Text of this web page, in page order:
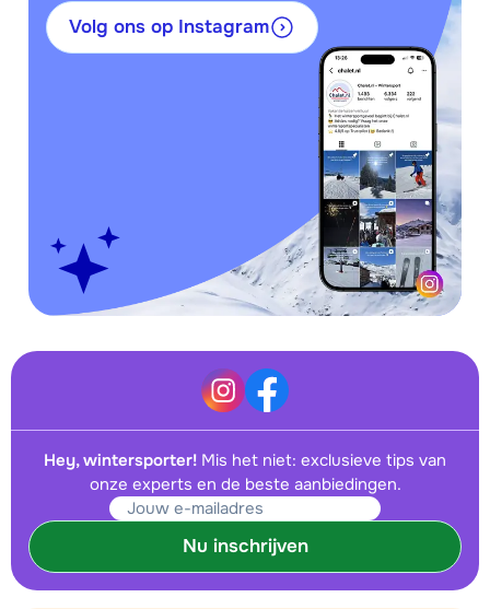
Volg ons op Instagram
Hey, wintersporter! Mis het niet: exclusieve tips van
onze experts en de beste aanbiedingen.
Nu inschrijven